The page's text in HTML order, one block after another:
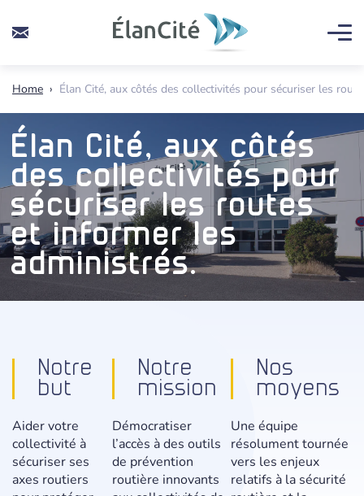
Home › Élan Cité, aux côtés des collectivités pour sécuriser les
Élan Cité, aux côtés
des collectivités pour
sécuriser les routes
et informer les
administrés.
Notre
but
Aider votre
collectivité à
sécuriser ses
axes routiers
Notre
mission
Démocratiser
l’accès à des outils
de prévention
routière innovants
Nos
moyens
Une équipe
résolument tournée
vers les enjeux
relatifs à la sécurité